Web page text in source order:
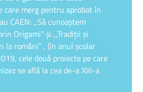
care merg pentru aprobat în
CAEN: ,,Să cunoaştem
Origami” şi ,,Tradiţii şi
la romăni” , (în anul şcolar
cele două proiecte pe care
se află la cea de-a XIII-a